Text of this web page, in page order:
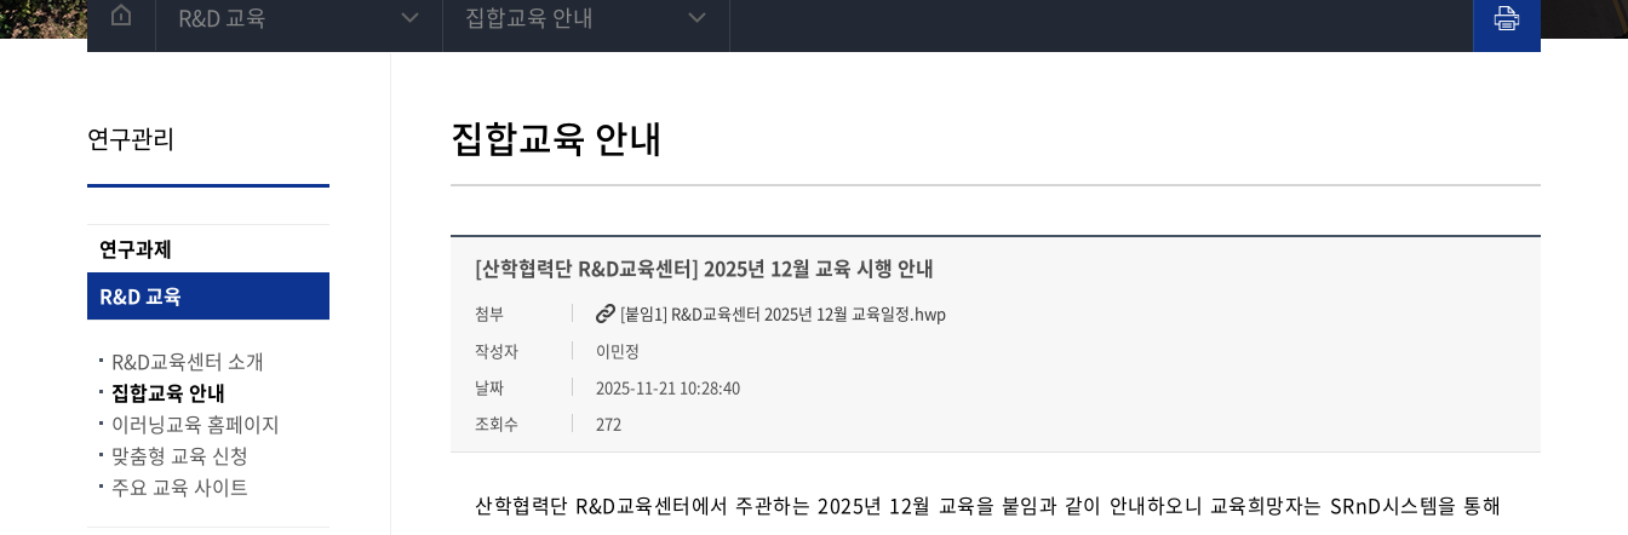
R&D 교육 집합교육 안내
연구관리
연구과제
R&D 교육
R&D교육센터 소개
집합교육 안내
이러닝교육 홈페이지
맞춤형 교육 신청
주요 교육 사이트
집합교육 안내
[산학협력단 R&D교육센터] 2025년 12월 교육 시행 안내
첨부
[붙임1] R&D교육센터 2025년 12월 교육일정.hwp
작성자
이민정
날짜
2025-11-21 10:28:40
조회수
272
산학협력단 R&D교육센터에서 주관하는 2025년 12월 교육을 붙임과 같이 안내하오니 교육희망자는 SRnD시스템을 통해